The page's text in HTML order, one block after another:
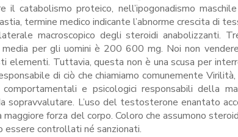
il catabolismo proteico, nell’ipogonadismo
termine medico indicante l’abnorme crescita di
macroscopico degli steroidi anabolizzanti.
per gli uomini è 200 600 mg. Noi non
elementi. Tuttavia, questa non è una scusa per
di ciò che chiamiamo comunemente
comportamentali e psicologici responsabili della
sopravvalutare. L’uso del testosterone enantato
maggiore forza del corpo. Coloro che assumono
essere controllati né sanzionati.